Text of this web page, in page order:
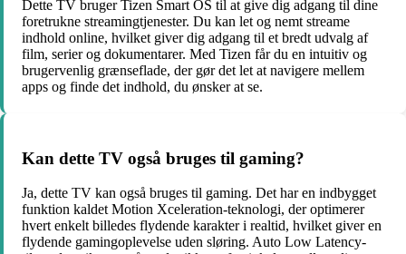
Dette TV bruger Tizen Smart OS til at give dig adgang til dine
foretrukne streamingtjenester. Du kan let og nemt streame
indhold online, hvilket giver dig adgang til et bredt udvalg af
film, serier og dokumentarer. Med Tizen får du en intuitiv og
brugervenlig grænseflade, der gør det let at navigere mellem
apps og finde det indhold, du ønsker at se.
Kan dette TV også bruges til gaming?
Ja, dette TV kan også bruges til gaming. Det har en indbygget
funktion kaldet Motion Xceleration-teknologi, der optimerer
hvert enkelt billedes flydende karakter i realtid, hvilket giver en
flydende gamingoplevelse uden sløring. Auto Low Latency-